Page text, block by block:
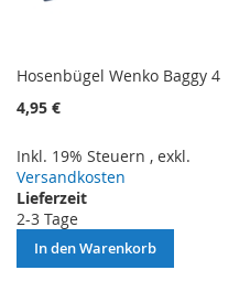
Hosenbügel Wenko Baggy 4
4,95 €
Inkl. 19% Steuern , exkl.
Versandkosten
Lieferzeit
2-3 Tage
In den Warenkorb